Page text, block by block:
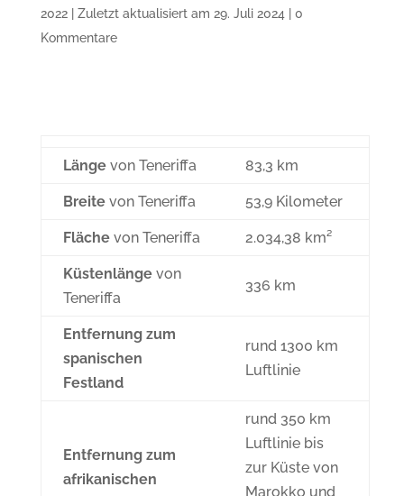
2022 | Zuletzt aktualisiert am 29. Juli 2024
0
Kommentare
Längevon Teneriffa 83,3 km
Breitevon Teneriffa 53,9 Kilometer
Flächevon Teneriffa 2.034,38 km²
Küstenlängevon
Teneriffa
336 km
Entfernung zum
spanischen
Festland
rund 1300 km
Luftlinie
Entfernung zum
afrikanischen
rund 350 km
Luftlinie bis
zur Küste von
Marokko und